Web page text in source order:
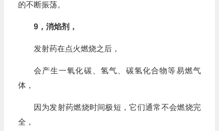
的不断振荡。
9，消焰剂，
发射药在点火燃烧之后，
会产生一氧化碳、氢气、碳氢化合物等易燃气
体，
因为发射药燃烧时间极短，它们通常不会燃烧完
全，